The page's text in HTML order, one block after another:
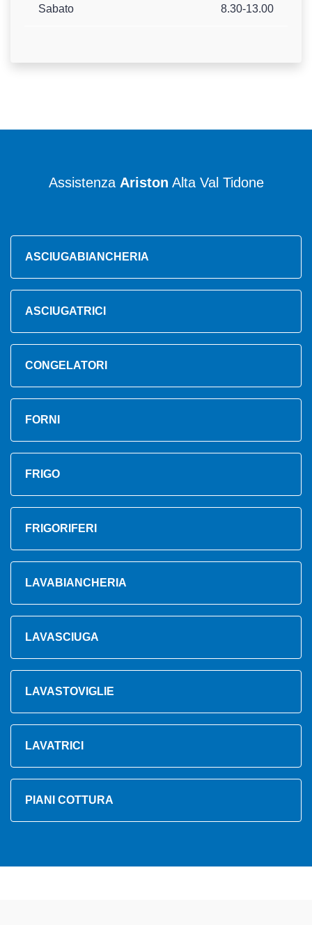
Sabato 8.30-13.00
Assistenza Ariston Alta Val Tidone
ASCIUGABIANCHERIA
ASCIUGATRICI
CONGELATORI
FORNI
FRIGO
FRIGORIFERI
LAVABIANCHERIA
LAVASCIUGA
LAVASTOVIGLIE
LAVATRICI
PIANI COTTURA